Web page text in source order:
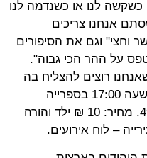
כשקשה לנו או כשנדמה לנו
אנחנו צריכים
וחצי" וגם את הסיפורים
על ההר הכי גבוה".
רוצים להצליח בה
יותר מהכל. מיועד לגיל 4 עד 8. בשעה 17:00 בספרייה
הציבורית ע"ש שכטר, עמק דותן 49. מחיר: 10 ₪ ילד והורה
– לוח אירועים.